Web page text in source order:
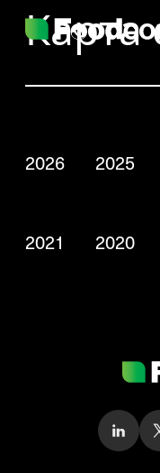
Карта
2026 2025
2021 2020